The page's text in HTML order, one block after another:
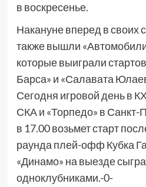
в воскресенье.
Накануне вперед в своих
также вышли
которые выиграли
Барса» и «Салавата
Сегодня игровой день в
СКА и «Торпедо» в Санкт-
в 17.00 возьмет старт
раунда плей-офф Кубка
«Динамо» на выезде
одноклубниками.-0-